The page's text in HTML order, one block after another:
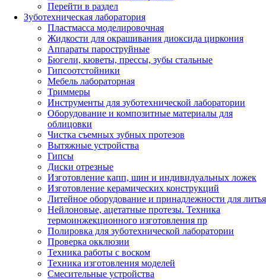
Перейти в раздел
Зуботехническая лаборатория
Пластмасса моделировочная
Жидкости для окрашивания диоксида циркония
Аппараты пароструйные
Бюгели, кюветы, прессы, зубы стальные
Гипсоотстойники
Мебель лабораторная
Триммеры
Инструменты для зуботехнической лаборатории
Оборудование и композитные материалы для
облицовки
Чистка съемных зубных протезов
Вытяжные устройства
Гипсы
Диски отрезные
Изготовление капп, шин и индивидуальных ложек
Изготовление керамических конструкций
Литейное оборудование и принадлежности для литья
Нейлоновые, ацетатные протезы. Техника
термоинжекционного изготовления пр
Полировка для зуботехнической лаборатории
Проверка окклюзии
Техника работы с воском
Техника изготовления моделей
Смесительные устройства